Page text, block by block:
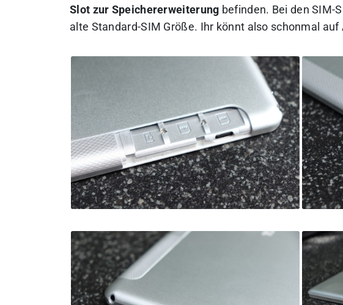
Slot zur Speichererweiterung befinden. Bei den SIM-
alte Standard-SIM Größe. Ihr könnt also schonmal